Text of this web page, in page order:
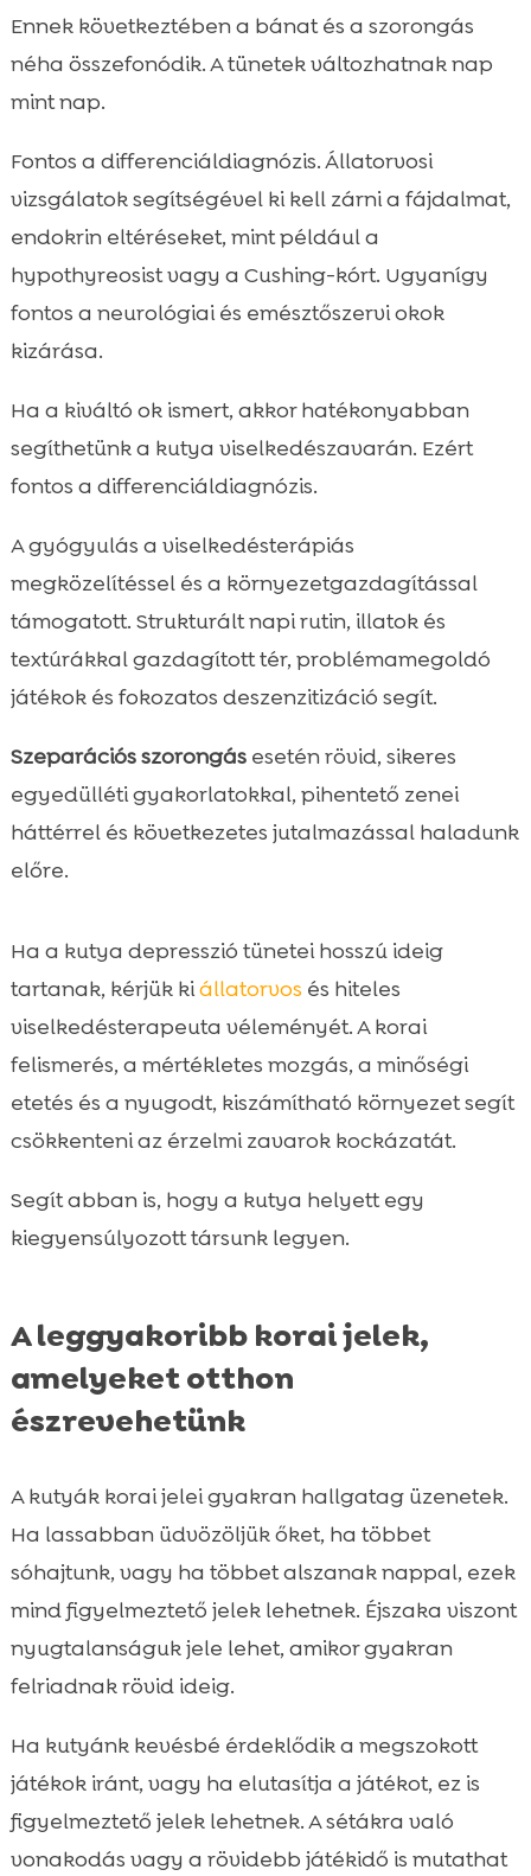
Ennek következtében a bánat és a szorongás
néha összefonódik. A tünetek változhatnak nap
mint nap.
Fontos a differenciáldiagnózis. Állatorvosi
vizsgálatok segítségével ki kell zárni a fájdalmat,
endokrin eltéréseket, mint például a
hypothyreosist vagy a Cushing-kórt. Ugyanígy
fontos a neurológiai és emésztőszervi okok
kizárása.
Ha a kiváltó ok ismert, akkor hatékonyabban
segíthetünk a kutya viselkedészavarán. Ezért
fontos a differenciáldiagnózis.
A gyógyulás a viselkedésterápiás
megközelítéssel és a környezetgazdagítással
támogatott. Strukturált napi rutin, illatok és
textúrákkal gazdagított tér, problémamegoldó
játékok és fokozatos deszenzitizáció segít.
Szeparációs szorongásesetén rövid, sikeres
egyedülléti gyakorlatokkal, pihentető zenei
háttérrel és következetes jutalmazással haladunk
előre.
Ha a kutya depresszió tünetei hosszú ideig
tartanak, kérjük kiállatorvos és hiteles
viselkedésterapeuta véleményét. A korai
felismerés, a mértékletes mozgás, a minőségi
etetés és a nyugodt, kiszámítható környezet segít
csökkenteni az érzelmi zavarok kockázatát.
Segít abban is, hogy a kutya helyett egy
kiegyensúlyozott társunk legyen.
A leggyakoribb korai jelek,
amelyeket otthon
észrevehetünk
A kutyák korai jelei gyakran hallgatag üzenetek.
Ha lassabban üdvözöljük őket, ha többet
sóhajtunk, vagy ha többet alszanak nappal, ezek
mind figyelmeztető jelek lehetnek. Éjszaka viszont
nyugtalanságuk jele lehet, amikor gyakran
felriadnak rövid ideig.
Ha kutyánk kevésbé érdeklődik a megszokott
játékok iránt, vagy ha elutasítja a játékot, ez is
figyelmeztető jelek lehetnek. A sétákra való
vonakodás vagy a rövidebb játékidő is mutathat